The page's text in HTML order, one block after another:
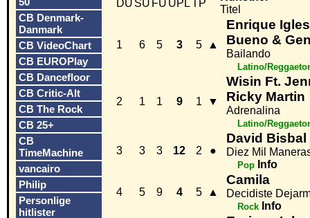
CB Denmark-
Danmark
CB VideoChart
CB EUROPlay
CB Dancefloor
CB Critic-Alt
CB The Rock
CB 25+
CB
TimeMachine
vancairo
Philip
Personlige
hitlister
DU SU FU UPLTP
Titel
1 6 5 3 5 ▲
Enrique
Bueno &
Bailando
Latino/
2 1 1 9 1 ▼
Wisin Ft.
Ricky Martin
Adrenalina
Latino/
3 3 3 12 2 ●
David Bisbal
Diez Mil
Pop Info
4 5 9 4 5 ▲
Camila
Decidiste
Rock Info